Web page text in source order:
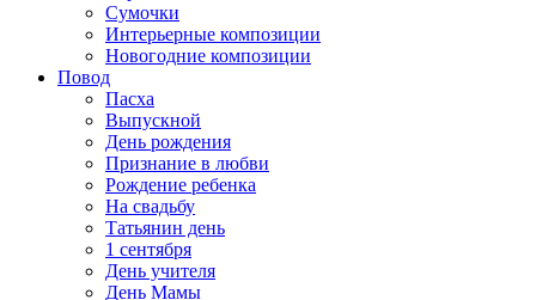
Сумочки
Интерьерные композиции
Новогодние композиции
Повод
Пасха
Выпускной
День рождения
Признание в любви
Рождение ребенка
На свадьбу
Татьянин день
1 сентября
День учителя
День Мамы